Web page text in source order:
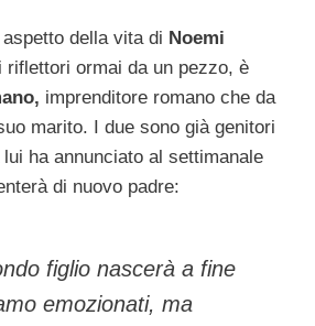
della vita di Noemi
riflettori ormai da un pezzo, è
imprenditore romano che da
marito. I due sono già genitori
ha annunciato al settimanale
di nuovo padre:
figlio nascerà a fine
emozionati, ma